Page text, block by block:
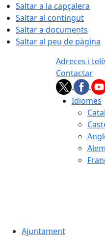
Saltar a la capçalera
Saltar al contingut
Saltar a documents
Saltar al peu de pàgina
Adreces i
Contactar
Idiomes
Ajuntament